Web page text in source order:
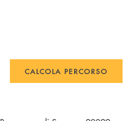
CALCOLA PERCORSO